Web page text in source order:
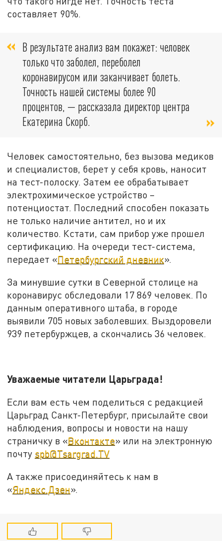
составляет 90%.
В результате анализ вам покажет: человек
только что заболел, переболел
коронавирусом или заканчивает болеть.
Точность нашей системы более 90
процентов, — рассказала директор центра
Екатерина Скорб.
Человек самостоятельно, без вызова медиков
и специалистов, берет у себя кровь, наносит
на тест-полоску. Затем ее обрабатывает
электрохимическое устройство –
потенциостат. Последний способен показать
не только наличие антител, но и их
количество. Кстати, сам прибор уже прошел
сертификацию. На очереди тест-система,
передает «Петербургский дневник».
За минувшие сутки в Северной столице на
коронавирус обследовали 17 869 человек. По
данным оперативного штаба, в городе
выявили 705 новых заболевших. Выздоровели
939 петербуржцев, а скончались 36 человек.
Уважаемые читатели Царьграда!
Если вам есть чем поделиться с редакцией
Царьград Санкт-Петербург, присылайте свои
наблюдения, вопросы и новости на нашу
страничку в «Вконтакте» или на электронную
почту spb@Tsargrad.TV
А также присоединяйтесь к нам в
«Яндекс.Дзен».